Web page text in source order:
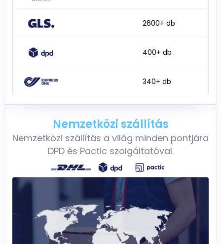
2600+ db
400+ db
340+ db
Nemzetközi szállítás
Nemzetközi szállítás a világ minden pontjára
DPD és Pactic szolgáltatóval.